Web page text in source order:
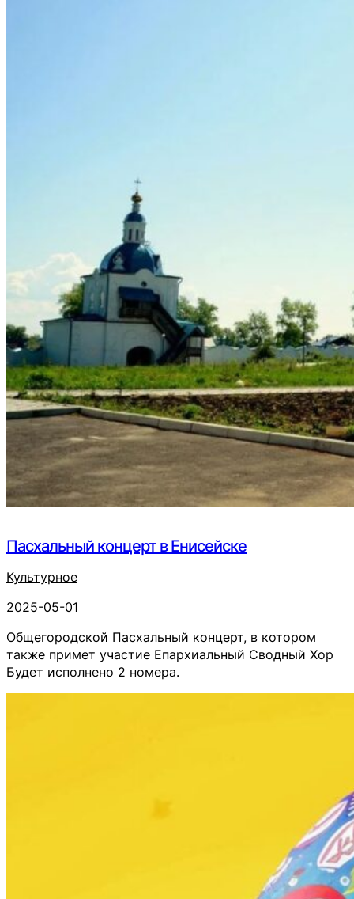
Пасхальный концерт в Енисейске
Культурное
2025-05-01
Общегородской Пасхальный концерт, в котором
также примет участие Епархиальный Сводный Хор
Будет исполнено 2 номера.